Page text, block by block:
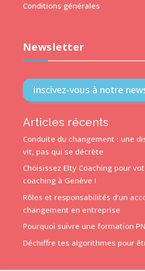
Conditions générales
Newsletter
Inscivez-vous à notre
Articles récents
Conduite du changement : une
vit, pas qui se décrète
Choisissez Elty Coaching pour
coaching à Genève !
Rôles et responsabilités d’un
changement en entreprise
Pourquoi suivre une formation
Déchiffre tes algorithmes pour